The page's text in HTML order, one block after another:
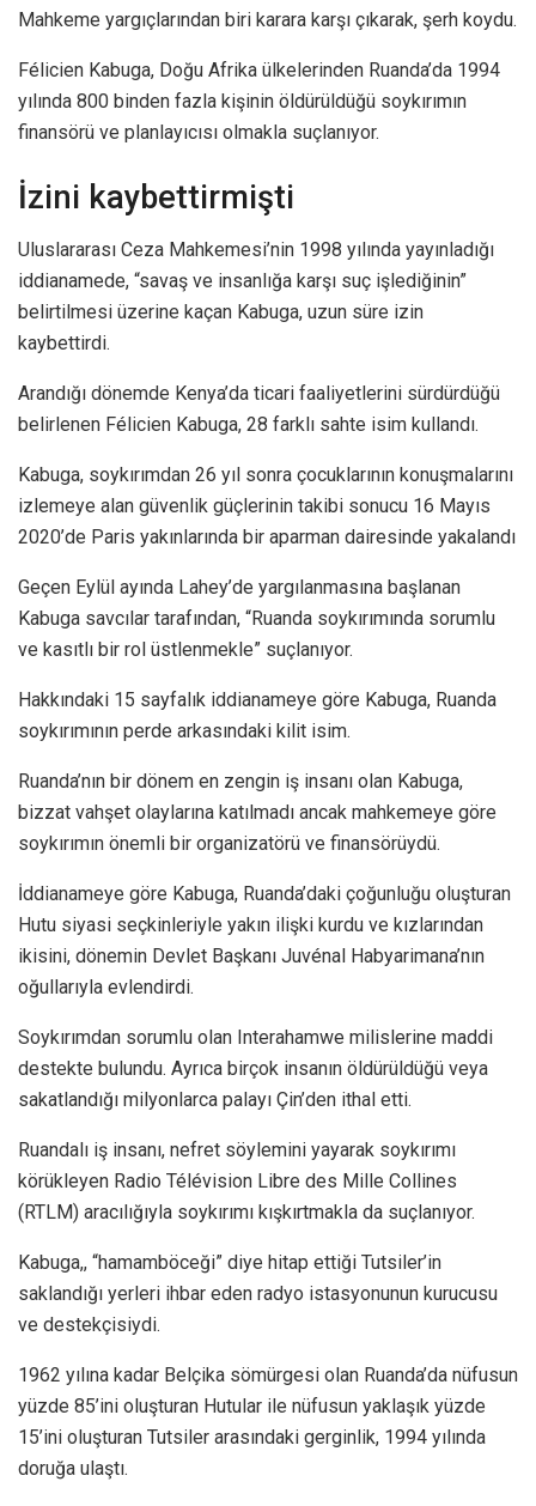
Mahkeme yargıçlarından biri karara karşı çıkarak, şerh koydu.
Félicien Kabuga, Doğu Afrika ülkelerinden Ruanda’da 1994
yılında 800 binden fazla kişinin öldürüldüğü soykırımın
finansörü ve planlayıcısı olmakla suçlanıyor.
İzini kaybettirmişti
Uluslararası Ceza Mahkemesi’nin 1998 yılında yayınladığı
iddianamede, “savaş ve insanlığa karşı suç işlediğinin”
belirtilmesi üzerine kaçan Kabuga, uzun süre izin
kaybettirdi.
Arandığı dönemde Kenya’da ticari faaliyetlerini sürdürdüğü
belirlenen Félicien Kabuga, 28 farklı sahte isim kullandı.
Kabuga, soykırımdan 26 yıl sonra çocuklarının konuşmalarını
izlemeye alan güvenlik güçlerinin takibi sonucu 16 Mayıs
2020’de Paris yakınlarında bir aparman dairesinde yakalandı
Geçen Eylül ayında Lahey’de yargılanmasına başlanan
Kabuga savcılar tarafından, “Ruanda soykırımında sorumlu
ve kasıtlı bir rol üstlenmekle” suçlanıyor.
Hakkındaki 15 sayfalık iddianameye göre Kabuga, Ruanda
soykırımının perde arkasındaki kilit isim.
Ruanda’nın bir dönem en zengin iş insanı olan Kabuga,
bizzat vahşet olaylarına katılmadı ancak mahkemeye göre
soykırımın önemli bir organizatörü ve finansörüydü.
İddianameye göre Kabuga, Ruanda’daki çoğunluğu oluşturan
Hutu siyasi seçkinleriyle yakın ilişki kurdu ve kızlarından
ikisini, dönemin Devlet Başkanı Juvénal Habyarimana’nın
oğullarıyla evlendirdi.
Soykırımdan sorumlu olan Interahamwe milislerine maddi
destekte bulundu. Ayrıca birçok insanın öldürüldüğü veya
sakatlandığı milyonlarca palayı Çin’den ithal etti.
Ruandalı iş insanı, nefret söylemini yayarak soykırımı
körükleyen Radio Télévision Libre des Mille Collines
(RTLM) aracılığıyla soykırımı kışkırtmakla da suçlanıyor.
Kabuga,, “hamamböceği” diye hitap ettiği Tutsiler’in
saklandığı yerleri ihbar eden radyo istasyonunun kurucusu
ve destekçisiydi.
1962 yılına kadar Belçika sömürgesi olan Ruanda’da nüfusun
yüzde 85’ini oluşturan Hutular ile nüfusun yaklaşık yüzde
15’ini oluşturan Tutsiler arasındaki gerginlik, 1994 yılında
doruğa ulaştı.